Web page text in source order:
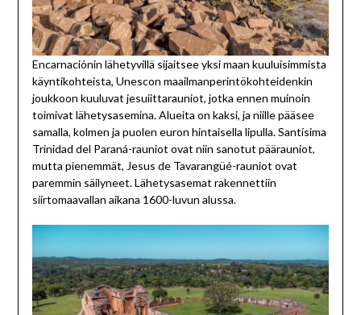
Encarnaciónin lähetyvillä sijaitsee yksi maan kuuluisimmista
käyntikohteista, Unescon maailmanperintökohteidenkin
joukkoon kuuluvat jesuiittarauniot, jotka ennen muinoin
toimivat lähetysasemina. Alueita on kaksi, ja niille pääsee
samalla, kolmen ja puolen euron hintaisella lipulla. Santísima
Trinidad del Paraná-rauniot ovat niin sanotut päärauniot,
mutta pienemmät, Jesus de Tavarangüé-rauniot ovat
paremmin säilyneet. Lähetysasemat rakennettiin
siirtomaavallan aikana 1600-luvun alussa.